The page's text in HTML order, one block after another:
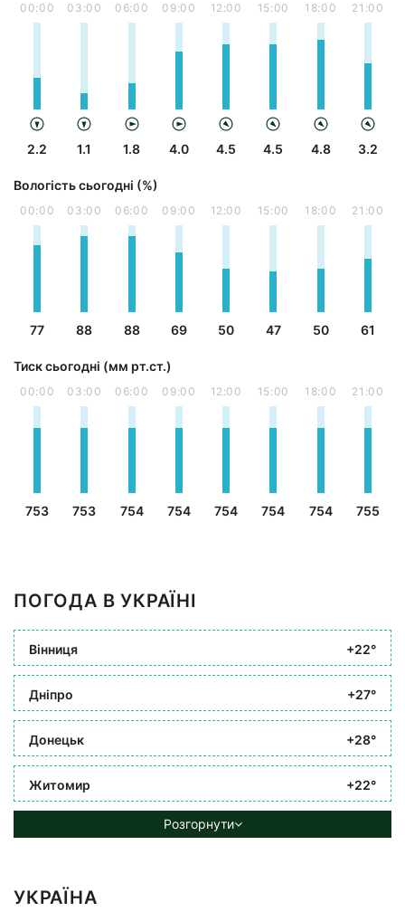
00:00
2.2
03:00
1.1
06:00
1.8
09:00
4.0
12:00
4.5
15:00
4.5
18:00
4.8
21:00
3.2
Вологість сьогодні (%)
00:00
77
03:00
88
06:00
88
09:00
69
12:00
50
15:00
47
18:00
50
21:00
61
Тиск сьогодні (мм рт.ст.)
00:00
753
03:00
753
06:00
754
09:00
754
12:00
754
15:00
754
18:00
754
21:00
755
ПОГОДА В УКРАЇНІ
Вінниця +22°
Дніпро +27°
Донецьк +28°
Житомир +22°
Розгорнути
УКРАЇНА